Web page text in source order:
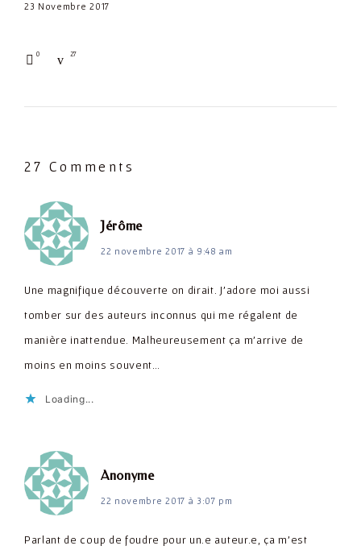
23 Novembre 2017
27
0
27 Comments
Jérômedit :
22 novembre 2017 à 9:48 am
Une magnifique découverte on dirait. J'adore moi aussi
tomber sur des auteurs inconnus qui me régalent de
manière inattendue. Malheureusement ça m'arrive de
moins en moins souvent…
Loading...
Anonymedit :
22 novembre 2017 à 3:07 pm
Parlant de coup de foudre pour un.e auteur.e, ça m'est